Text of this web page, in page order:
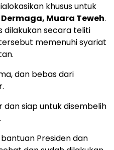
khusus untuk
Muara Teweh.
dilakukan secara teliti
memenuhi syariat
dan bebas dari
dan siap untuk disembelih
Presiden dan